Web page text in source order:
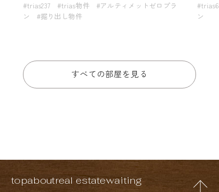
#trias237 #trias物件
#アルティメットゼロプラ
ン
#掘り出し物件
ン
すべての部屋を見る
topaboutreal estatewaiting